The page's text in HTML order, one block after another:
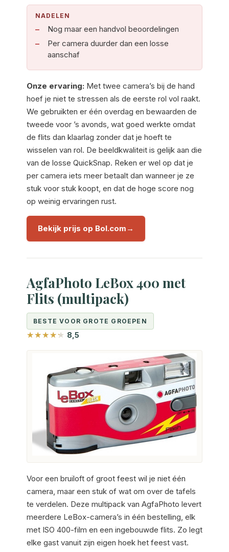
NADELEN
Nog maar een handvol beoordelingen
Per camera duurder dan een losse
aanschaf
Onze ervaring: Met twee camera’s bij de hand
hoef je niet te stressen als de eerste rol vol raakt.
We gebruikten er één overdag en bewaarden de
tweede voor ’s avonds, wat goed werkte omdat
de flits dan klaarlag zonder dat je hoeft te
wisselen van rol. De beeldkwaliteit is gelijk aan die
van de losse QuickSnap. Reken er wel op dat je
per camera iets meer betaalt dan wanneer je ze
stuk voor stuk koopt, en dat de hoge score nog
op weinig ervaringen rust.
Bekijk prijs op Bol.com
AgfaPhoto LeBox 400 met
Flits (multipack)
BESTE VOOR GROTE GROEPEN
8,5
Voor een bruiloft of groot feest wil je niet één
camera, maar een stuk of wat om over de tafels
te verdelen. Deze multipack van AgfaPhoto levert
meerdere LeBox-camera’s in één bestelling, elk
met ISO 400-film en een ingebouwde flits. Zo legt
elke gast vanuit zijn eigen hoek het feest vast.